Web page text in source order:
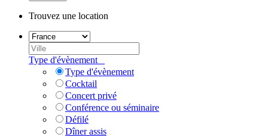
Trouvez une location
Type d'évènement
Type d'évènement
Cocktail
Concert privé
Conférence ou séminaire
Défilé
Dîner assis